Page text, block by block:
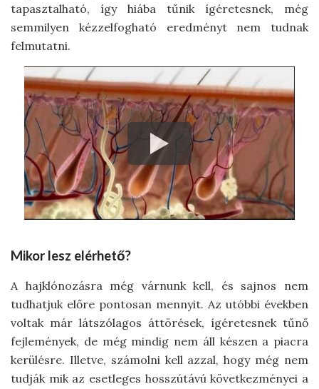
tapasztalható, így hiába tűnik ígéretesnek, még
semmilyen kézzelfogható eredményt nem tudnak
felmutatni.
Mikor lesz elérhető?
A hajklónozásra még várnunk kell, és sajnos nem
tudhatjuk előre pontosan mennyit. Az utóbbi években
voltak már látszólagos áttörések, ígéretesnek tűnő
fejlemények, de még mindig nem áll készen a piacra
kerülésre. Illetve, számolni kell azzal, hogy még nem
tudják mik az esetleges hosszútávú következményei a